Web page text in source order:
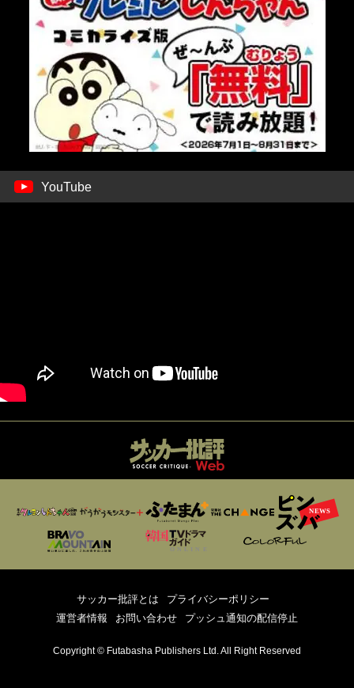
YouTube
サッカー批評とは
プライバシーポリシー
運営者情報
お問い合わせ プッシュ通知の配信停止
Copyright © Futabasha Publishers Ltd. All Right Reserved